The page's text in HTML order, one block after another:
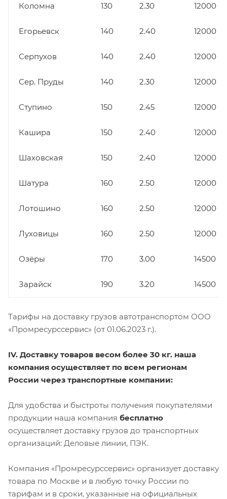
Коломна 130 2.30 12000
Егорьевск 140 2.40 12000
Серпухов 140 2.40 12000
Сер. Пруды 140 2.30 12000
Ступино 150 2.45 12000
Кашира 150 2.40 12000
Шаховская 150 2.40 12000
Шатура 160 2.50 12000
Лотошино 160 2.50 12000
Луховицы 160 2.50 12000
Озёры 170 3.00 14500
Зарайск 190 3.20 14500
Тарифы на доставку грузов автотранспортом ООО
«Промресурссервис» (от 01.06.2023 г.).
IV. Доставку товаров весом более 30 кг. наша
компания осуществляет по всем регионам
России через транспортные компании:
Для удобства и быстроты получения покупателями
продукции наша компания бесплатно
осуществляет доставку грузов до транспортных
организаций: Деловые линии, ПЭК.
Компания «Промресурссервис» организует доставку
товара по Москве и в любую точку России по
тарифам и в сроки, указанные на официальных